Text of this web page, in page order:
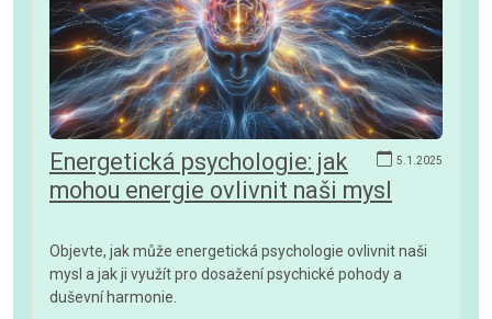
5.1.2025
Energetická psychologie: jak
mohou energie ovlivnit naši mysl
Objevte, jak může energetická psychologie ovlivnit naši
mysl a jak ji využít pro dosažení psychické pohody a
duševní harmonie.